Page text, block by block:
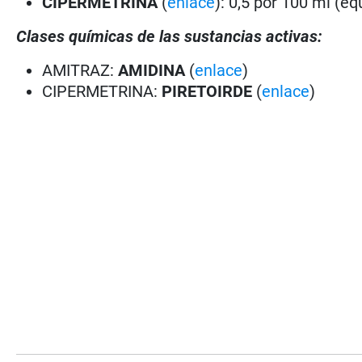
Clases químicas de las sustancias activas:
AMITRAZ: AMIDINA (enlace)
CIPERMETRINA: PIRETOIRDE (enlace)